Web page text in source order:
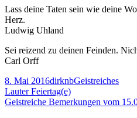
Lass deine Taten sein wie deine
Herz.
Ludwig Uhland
Sei reizend zu deinen Feinden.
Carl Orff
Veröffentlicht
am
8. Mai 2016Autor
dirknbKategorien
Geistreiches
Beitragsnavigation
Vorheriger
Beitrag:
Lauter Feiertag(e)
Nächster
Geistreiche Bemerkungen vom